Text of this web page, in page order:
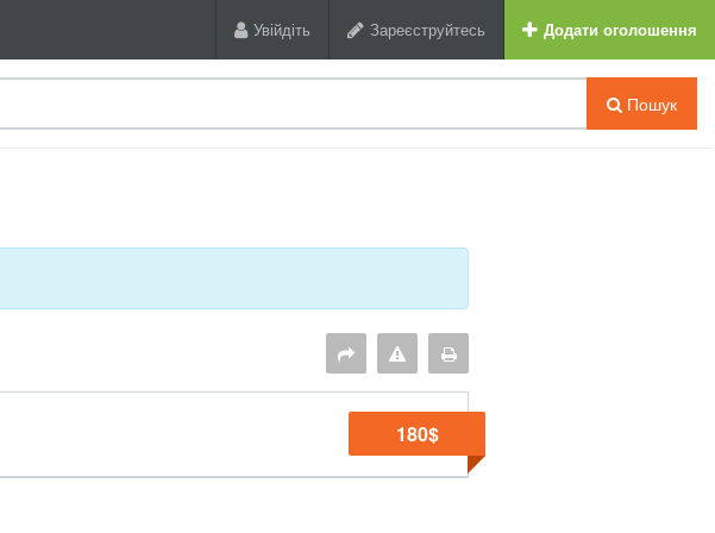
Увійдіть Зареєструйтесь Додати оголошення
Пошук
180$